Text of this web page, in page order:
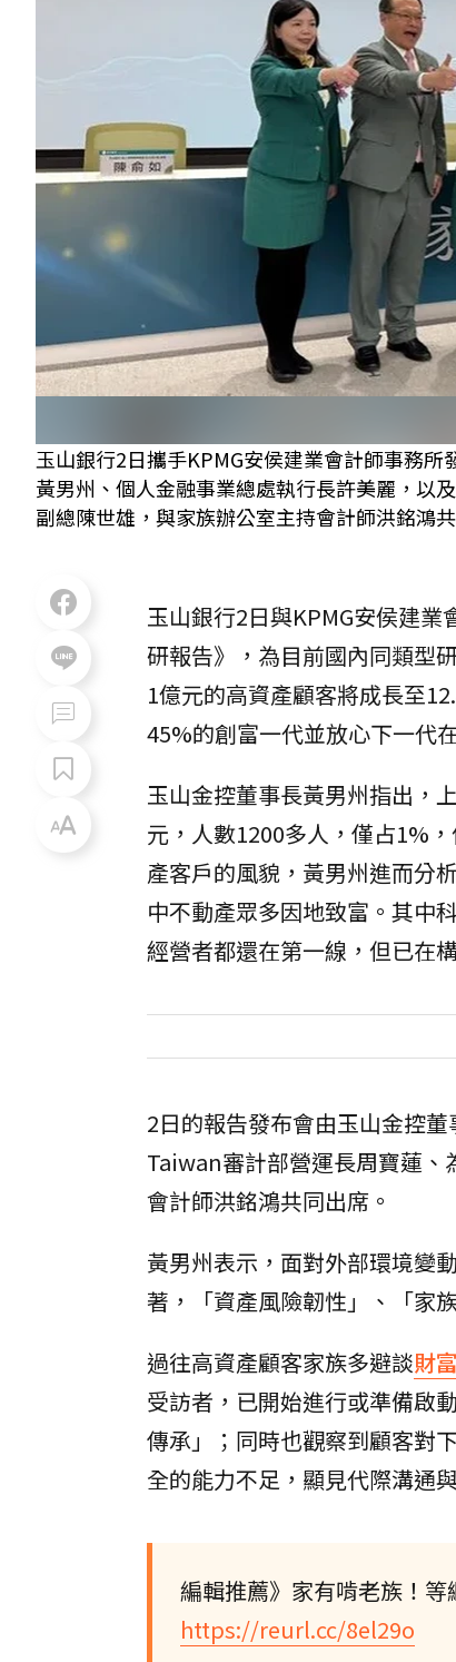
玉山銀行2日攜手KPMG安侯建業會計師事務
黃男州、個人金融事業總處執行長許美麗，以
副總陳世雄，與家族辦公室主持會計師洪銘鴻
玉山銀行2日與KPMG安侯建
研報告》，為目前國內同類型
1億元的高資產顧客將成長至
45%的創富一代並放心下一代
玉山金控董事長黃男州指出，
元，人數1200多人，僅占1%
產客戶的風貌，黃男州進而分
中不動產眾多因地致富。其中
經營者都還在第一線，但已在
2日的報告發布會由玉山金控
Taiwan審計部營運長周寶蓮、
會計師洪銘鴻共同出席。
黃男州表示，面對外部環境變
著，「資產風險韌性」、「家
過往高資產顧客家族多避談財
受訪者，已開始進行或準備啟
傳承」；同時也觀察到顧客對
全的能力不足，顯見代際溝通
編輯推薦》家有啃老族！等
https://reurl.cc/8el29o